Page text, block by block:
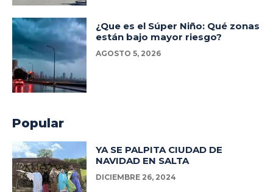
¿Que es el Súper Niño: Qué zonas
están bajo mayor riesgo?
AGOSTO 5, 2026
Popular
YA SE PALPITA CIUDAD DE
NAVIDAD EN SALTA
DICIEMBRE 26, 2024